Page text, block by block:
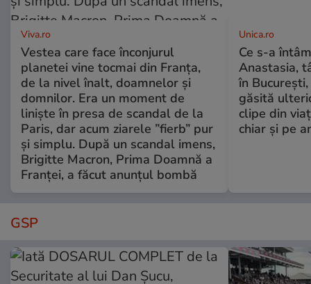
Viva.ro
Vestea care face înconjurul
planetei vine tocmai din Franța,
de la nivel înalt, doamnelor și
domnilor. Era un moment de
liniște în presa de scandal de la
Paris, dar acum ziarele ”fierb” pur
și simplu. După un scandal imens,
Brigitte Macron, Prima Doamnă a
Franței, a făcut anunțul bombă
Unica.ro
Ce s-a
Anastasia,
în
găsită
clipe din
chiar și pe
GSP